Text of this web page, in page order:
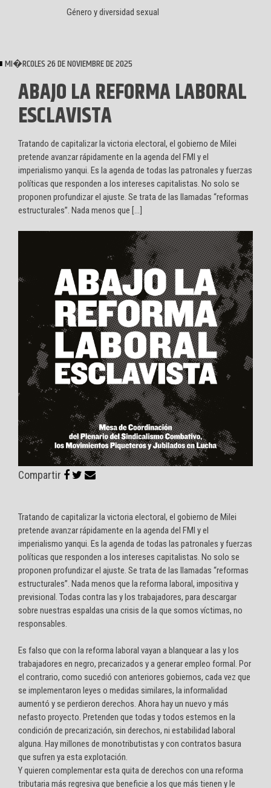
Género y diversidad sexual
MI�RCOLES 26 DE NOVIEMBRE DE 2025
ABAJO LA REFORMA LABORAL
ESCLAVISTA
Tratando de capitalizar la victoria electoral, el gobierno de Milei
pretende avanzar rápidamente en la agenda del FMI y el
imperialismo yanqui. Es la agenda de todas las patronales y fuerzas
políticas que responden a los intereses capitalistas. No solo se
proponen profundizar el ajuste. Se trata de las llamadas “reformas
estructurales”. Nada menos que […]
Compartir
Tratando de capitalizar la victoria electoral, el gobierno de Milei
pretende avanzar rápidamente en la agenda del FMI y el
imperialismo yanqui. Es la agenda de todas las patronales y fuerzas
políticas que responden a los intereses capitalistas. No solo se
proponen profundizar el ajuste. Se trata de las llamadas “reformas
estructurales”. Nada menos que la reforma laboral, impositiva y
previsional. Todas contra las y los trabajadores, para descargar
sobre nuestras espaldas una crisis de la que somos víctimas, no
responsables.
Es falso que con la reforma laboral vayan a blanquear a las y los
trabajadores en negro, precarizados y a generar empleo formal. Por
el contrario, como sucedió con anteriores gobiernos, cada vez que
se implementaron leyes o medidas similares, la informalidad
aumentó y se perdieron derechos. Ahora hay un nuevo y más
nefasto proyecto. Pretenden que todas y todos estemos en la
condición de precarización, sin derechos, ni estabilidad laboral
alguna. Hay millones de monotributistas y con contratos basura
que sufren ya esta explotación.
Y quieren complementar esta quita de derechos con una reforma
tributaria más regresiva que beneficie a los que más tienen y le